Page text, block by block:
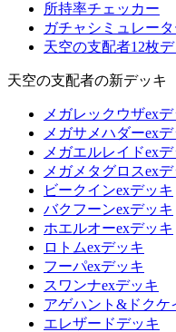
所持率チェッカー
ガチャシミュレー
天空の支配者12枚
天空の支配者の新デッキ
メガレックウザexデ
メガサメハダーexデ
メガエルレイドexデ
メガメタグロスexデ
ビークインexデッキ
バクフーンexデッキ
ホエルオーexデッキ
ロトムexデッキ
フーパexデッキ
スワンナexデッキ
アゲハント&ドクケ
エレザードデッキ